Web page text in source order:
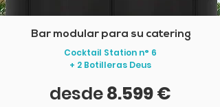
Bar modular para su catering
Cocktail Station n° 6
+ 2 Botilleras Deus
desde8.599 €